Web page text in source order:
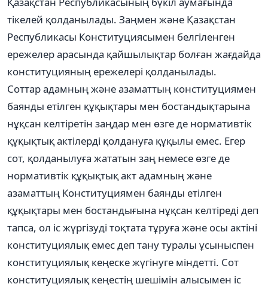
тікелей қолданылады. Заңмен және Қазақстан
Республикасы Конституциясымен белгіленген
ережелер арасында қайшылықтар болған жағдайда
конституцияның ережелері қолданылады.
Соттар адамның және азаматтың конституциямен
баянды етілген құқықтары мен бостандықтарына
нұқсан келтіретін заңдар мен өзге де нормативтік
құқықтық актілерді қолдануға құқылы емес. Егер
сот, қолданылуға жататын заң немесе өзге де
нормативтік құқықтық акт адамның және
азаматтың Конституциямен баянды етілген
құқықтары мен бостандығына нұқсан келтіреді деп
тапса, ол іс жүргізуді тоқтата тұруға және осы актіні
конституциялық емес деп тану туралы ұсыныспен
конституциялық кеңеске жүгінуге міндетті. Сот
конституциялық кеңестің шешімін алысымен іс